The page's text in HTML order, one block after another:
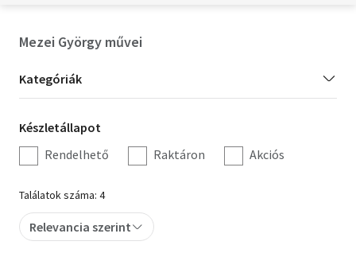
Hobbi, szabadidő
Irodalom
Művészet
Szakkönyv
Mezei György művei
Kategória
szűrés
Kategóriák
Készletállapot
szűrés
Készletállapot
Rendelhető
Raktáron Akciós
Találatok száma: 4
Relevancia szerint